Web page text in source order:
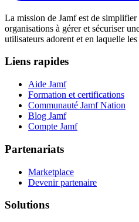
La mission de Jamf est de
organisations à gérer et sécuriser
utilisateurs adorent et en laquelle
Liens rapides
Aide Jamf
Formation et certifications
Communauté Jamf Nation
Blog Jamf
Compte Jamf
Partenariats
Marketplace
Devenir partenaire
Solutions